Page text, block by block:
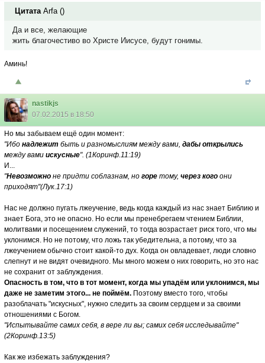
Цитата Arfa()
Да и все, желающие
жить благочестиво во Христе Иисусе, будут гонимы.
Аминь!
nastikjs
07.02.2015 в 18:50
Но мы забываем ещё один момент:
"Ибо надлежит быть и разномыслиям между вами, дабы открылись
между вами искусные". (1Коринф.11:19)
И...
"Невозможно не придти соблазнам, но горе тому, через кого они
приходят"(Лук.17:1)
Нас не должно пугать лжеучение, ведь когда каждый из нас знает Библию и
знает Бога, это не опасно. Но если мы пренебрегаем чтением Библии,
молитвами и посещением служений, то тогда возрастает риск того, что мы
уклонимся. Но не потому, что ложь так убедительна, а потому, что за
лжеучением обычно стоит какой-то дух. Когда он овладевает, люди словно
слепнут и не видят очевидного. Мы много можем о них говорить, но это нас
не сохранит от заблуждения.
Опасность в том, что в тот момент, когда мы упадём или уклонимся, мы
даже не заметим этого... не поймём. Поэтому вместо того, чтобы
разоблачать "искусных", нужно следить за своим сердцем и за своими
отношениями с Богом.
"Испытывайте самих себя, в вере ли вы; самих себя исследывайте"
(2Коринф.13:5)
Как же избежать заблуждения?